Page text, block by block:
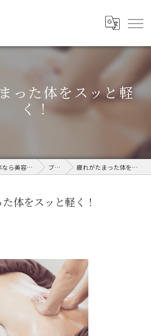
った体をスッと軽
く！
宮城県仙台市の整体なら美容整体/接骨院SUN ブログ 疲れがたまった体をスッと軽く！
体をスッと軽く！